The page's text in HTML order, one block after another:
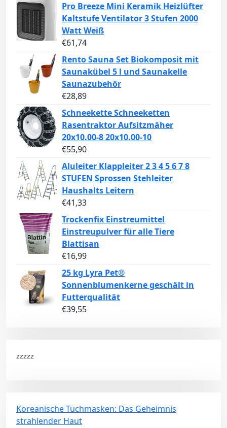
Pro Breeze Mini Keramik Heizlüfter
Kaltstufe Ventilator 3 Stufen 2000
Watt Weiß
€61,74
Rento Sauna Set Biokomposit mit
Saunakübel 5 l und Saunakelle
Saunazubehör
€28,89
Schneekette Schneeketten
Rasentraktor Aufsitzmäher
20x10.00-8 20x10.00-10
€55,90
Aluleiter Klappleiter 2 3 4 5 6 7 8
STUFEN Sprossen Stehleiter
Haushalts Leitern
€41,33
Trockenfix Einstreumittel
Einstreupulver für alle Tiere
Blattisan
€16,99
25 kg Lyra Pet®
Sonnenblumenkerne geschält in
Futterqualität
€39,55
zzzzz
Koreanische Tuchmasken: Das Geheimnis
strahlender Haut